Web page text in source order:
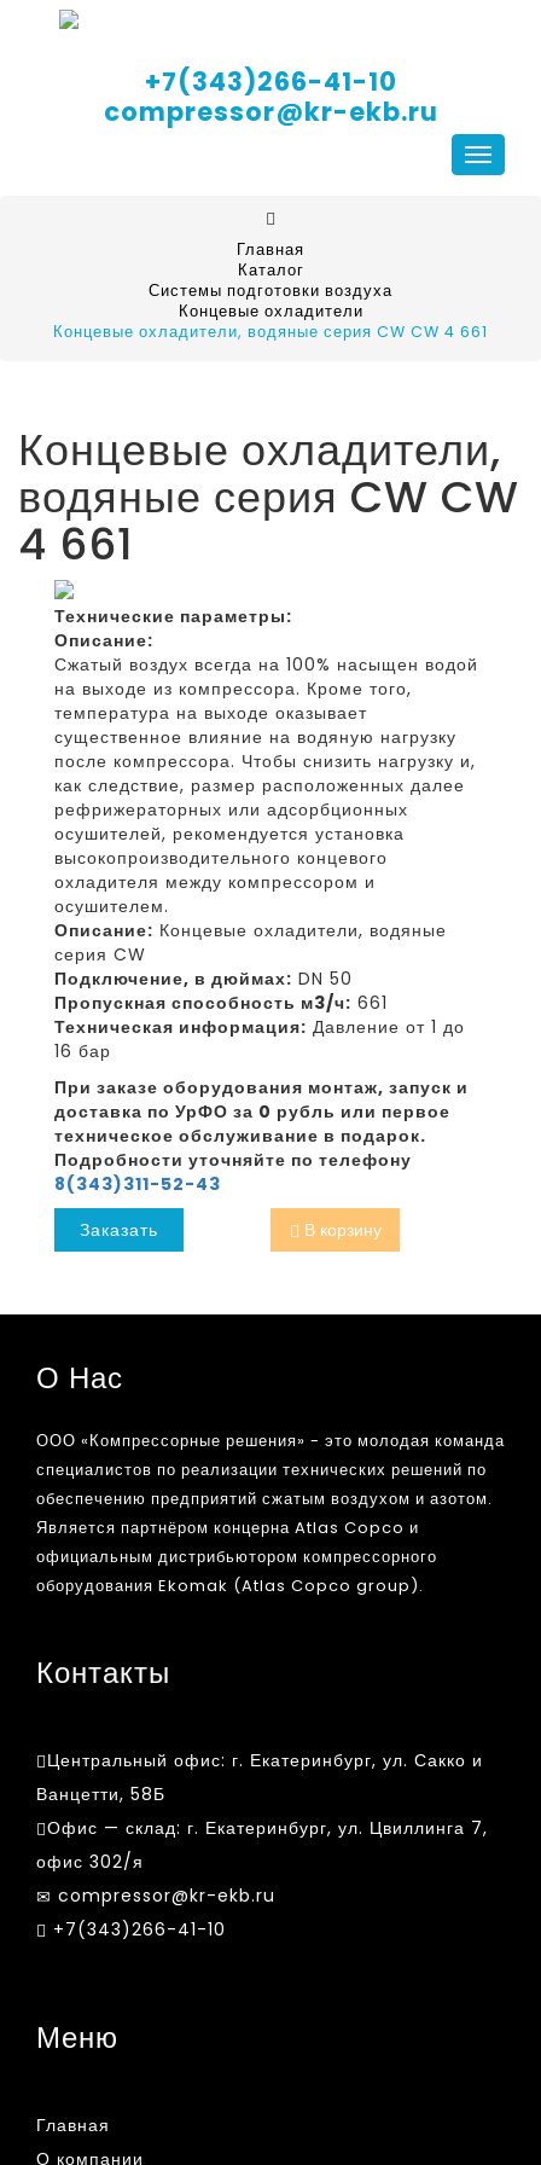
+7(343)266-41-10
compressor@kr-ekb.ru
Главная
Каталог
Системы подготовки воздуха
Концевые охладители
Концевые охладители, водяные серия CW CW 4 661
Концевые охладители,
водяные серия CW CW
4 661
Технические параметры:
Описание:
Сжатый воздух всегда на 100% насыщен водой
на выходе из компрессора. Кроме того,
температура на выходе оказывает
существенное влияние на водяную нагрузку
после компрессора. Чтобы снизить нагрузку и,
как следствие, размер расположенных далее
рефрижераторных или адсорбционных
осушителей, рекомендуется установка
высокопроизводительного концевого
охладителя между компрессором и
осушителем.
Описание: Концевые охладители, водяные
серия CW
Подключение, в дюймах: DN 50
Пропускная способность м3/ч: 661
Техническая информация: Давление от 1 до
16 бар
При заказе оборудования монтаж, запуск и
доставка по УрФО за 0 рубль или первое
техническое обслуживание в подарок.
Подробности уточняйте по телефону
8(343)311-52-43
Заказать
В корзину
О Нас
ООО «Компрессорные решения» - это молодая команда
специалистов по реализации технических решений по
обеспечению предприятий сжатым воздухом и азотом.
Является партнёром концерна Atlas Copco и
официальным дистрибьютором компрессорного
оборудования Ekomak (Atlas Copco group).
Контакты
Центральный офис: г. Екатеринбург, ул. Сакко и
Ванцетти, 58Б
Офис — склад: г. Екатеринбург, ул. Цвиллинга 7,
офис 302/я
compressor@kr-ekb.ru
+7(343)266-41-10
Меню
Главная
О компании